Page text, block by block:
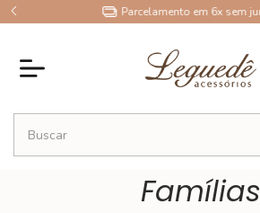
10% OFF no Pix
Famílias